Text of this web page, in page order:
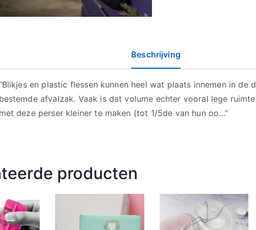
Beschrijving
en plastic flessen kunnen heel wat plaats innemen in de
bestemde afvalzak. Vaak is dat volume echter vooral lege
met deze perser kleiner te maken (tot 1/5de van hun oo…”
producten